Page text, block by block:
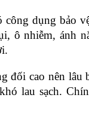
công dụng bảo
ô nhiễm, ánh
đối cao nên lâu
lau sạch.